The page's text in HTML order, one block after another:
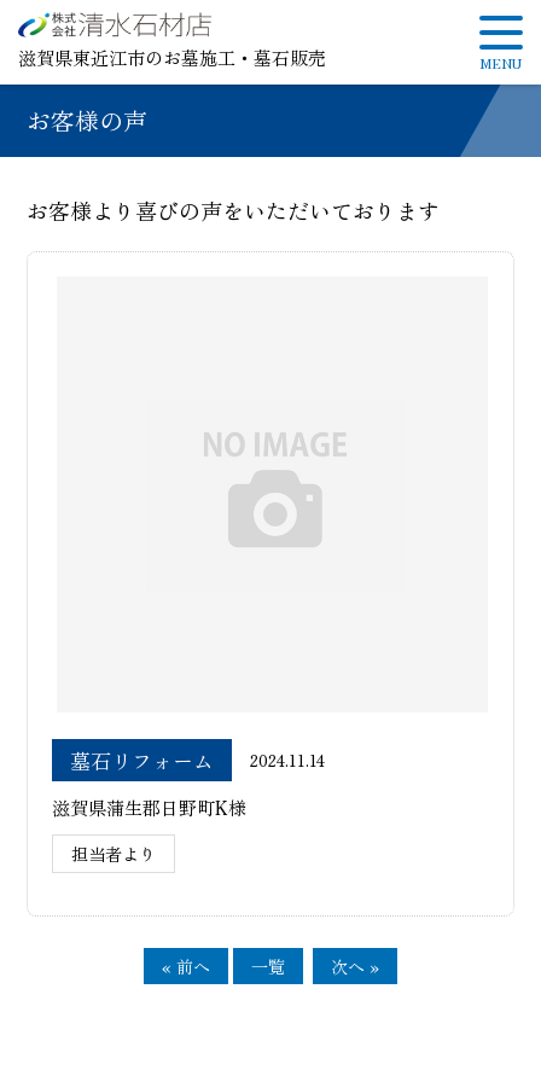
滋賀県東近江市のお墓施工・墓石販売
お客様の声
お客様より喜びの声をいただいております
墓石リフォーム 2024.11.14
滋賀県蒲生郡日野町K様
担当者より
« 前へ 一覧 次へ »